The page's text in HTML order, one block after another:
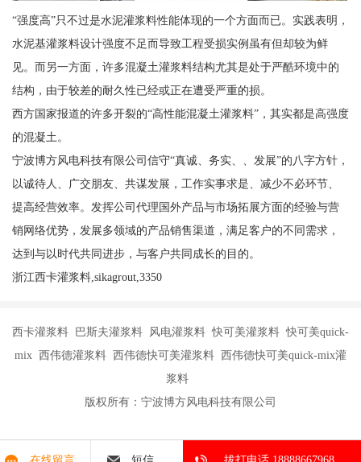
“强度高”只不过是水泥灌浆料性能体现的一个方面而已。实践表明，
水泥基灌浆料设计强度不足而导致工程受损实例虽有但却较为鲜
见。而另一方面，许多混凝土灌浆料结构尤其是处于严酷环境中的
结构，由于较差的耐久性已经或正在遭受严重的损。
西方国家报道的许多开裂的“高性能混凝土灌浆料”，其实都是高强度
的混凝土。
宁波博方风电科技有限公司信守“真诚、务实、、发展”的八字方针，
以诚待人、广交朋友、共谋发展，工作实事求是、减少不必环节、
提高经营效率。发挥公司代理国外产品与市场拓展方面的经验与营
销网络优势，发展多领域的产品销售渠道，满足客户的不同需求，
达到与以时代共同进步，与客户共同成长的目的。
浙江西卡灌浆料,sikagrout,3350
西卡灌浆料 巴斯夫灌浆料 风电灌浆料 快可美灌浆料 快可美quick-
mix 西伟德灌浆料 西伟德快可美灌浆料 西伟德快可美quick-mix灌
浆料
版权所有：宁波博方风电科技有限公司